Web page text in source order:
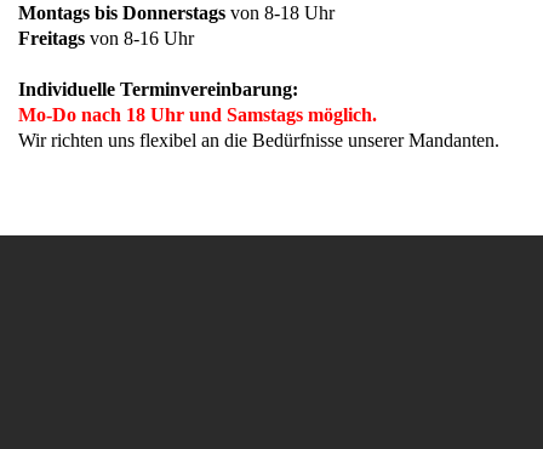
Montags bis Donnerstags von 8-18 Uhr
Freitags von 8-16 Uhr
Individuelle Terminvereinbarung:
Mo-Do nach 18 Uhr und Samstags möglich.
Wir richten uns flexibel an die Bedürfnisse unserer Mandanten.